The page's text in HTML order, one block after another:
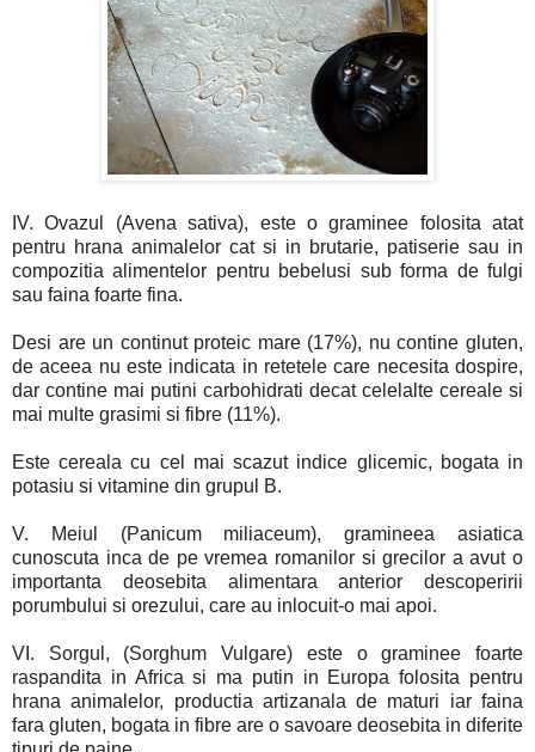
IV. Ovazul (Avena sativa), este o graminee folosita atat
pentru hrana animalelor cat si in brutarie, patiserie sau in
compozitia alimentelor pentru bebelusi sub forma de fulgi
sau faina foarte fina.
Desi are un continut proteic mare (17%), nu contine gluten,
de aceea nu este indicata in retetele care necesita dospire,
dar contine mai putini carbohidrati decat celelalte cereale si
mai multe grasimi si fibre (11%).
Este cereala cu cel mai scazut indice glicemic, bogata in
potasiu si vitamine din grupul B.
V. Meiul (Panicum miliaceum), gramineea asiatica
cunoscuta inca de pe vremea romanilor si grecilor a avut o
importanta deosebita alimentara anterior descoperirii
porumbului si orezului, care au inlocuit-o mai apoi.
VI. Sorgul, (Sorghum Vulgare) este o graminee foarte
raspandita in Africa si ma putin in Europa folosita pentru
hrana animalelor, productia artizanala de maturi iar faina
fara gluten, bogata in fibre are o savoare deosebita in diferite